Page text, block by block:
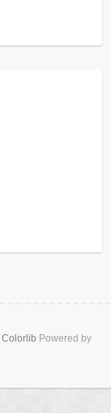
Colorlib Powered by